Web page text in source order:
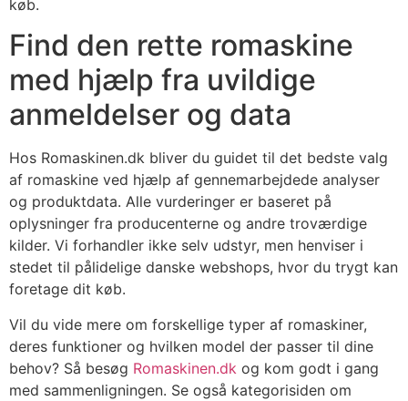
køb.
Find den rette romaskine
med hjælp fra uvildige
anmeldelser og data
Hos Romaskinen.dk bliver du guidet til det bedste valg
af romaskine ved hjælp af gennemarbejdede analyser
og produktdata. Alle vurderinger er baseret på
oplysninger fra producenterne og andre troværdige
kilder. Vi forhandler ikke selv udstyr, men henviser i
stedet til pålidelige danske webshops, hvor du trygt kan
foretage dit køb.
Vil du vide mere om forskellige typer af romaskiner,
deres funktioner og hvilken model der passer til dine
behov? Så besøg Romaskinen.dk og kom godt i gang
med sammenligningen. Se også kategorisiden om